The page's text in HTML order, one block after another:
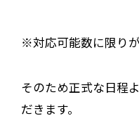
※対応可能数に限りが
そのため正式な日程
だきます。